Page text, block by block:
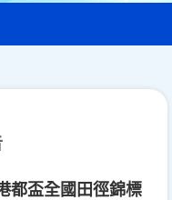
都盃全國田徑錦標